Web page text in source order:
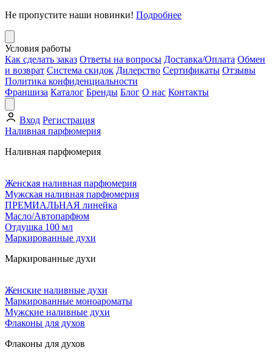
Не пропустите наши новинки! Подробнее
Условия работы
Как сделать заказ Ответы на вопросы Доставка/Оплата Обмен
и возврат Система скидок Дилерство Сертификаты Отзывы
Политика конфиденциальности
Франшиза Каталог Бренды Блог О нас Контакты
Вход Регистрация
Наливная парфюмерия
Наливная парфюмерия
Женская наливная парфюмерия
Мужская наливная парфюмерия
ПРЕМИАЛЬНАЯ линейка
Масло/Автопарфюм
Отдушка 100 мл
Маркированные духи
Маркированные духи
Женские наливные духи
Маркированные моноароматы
Мужские наливные духи
Флаконы для духов
Флаконы для духов